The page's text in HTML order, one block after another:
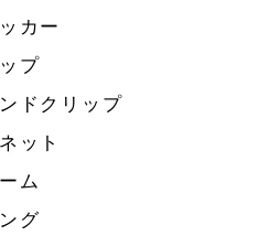
カー
プ
ドクリップ
ット
ム
グ